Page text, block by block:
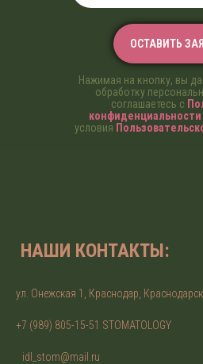
Нажимая на кнопку, вы
обработку
соглашаетесь c
конфиденциальности
условия
ОСТАВИТЬ
НАШИ КОНТАКТЫ:
ул. Онежская 1, Краснодар,
+7 (989) 805-15-51 STOMATOLOGY
idl_stom@mail.ru